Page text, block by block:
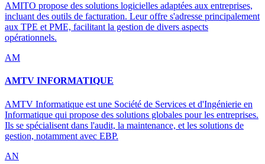
AMITO propose des solutions logicielles adaptées aux entreprises,
incluant des outils de facturation. Leur offre s'adresse principalement
aux TPE et PME, facilitant la gestion de divers aspects
opérationnels.
AM
AMTV INFORMATIQUE
AMTV Informatique est une Société de Services et d'Ingénierie en
Informatique qui propose des solutions globales pour les entreprises.
Ils se spécialisent dans l'audit, la maintenance, et les solutions de
gestion, notamment avec EBP.
AN